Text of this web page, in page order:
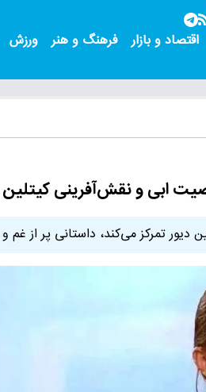
اقتصاد و بازار فرهنگ و هنر ورزش